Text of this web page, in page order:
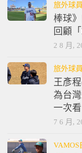
旅外球
棒球
回顧
2 8 月,
旅外球
王彥
為台
一次看
7 6 月,
VAMOS